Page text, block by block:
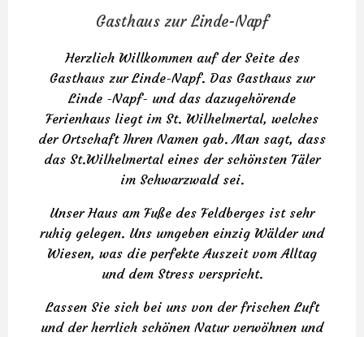
Gasthaus zur Linde-Napf
Herzlich Willkommen auf der Seite des
Gasthaus zur Linde-Napf. Das Gasthaus zur
Linde -Napf- und das dazugehörende
Ferienhaus liegt im St. Wilhelmertal, welches
der Ortschaft Ihren Namen gab. Man sagt, dass
das St.Wilhelmertal eines der schönsten Täler
im Schwarzwald sei.
Unser Haus am Fuße des Feldberges ist sehr
ruhig gelegen. Uns umgeben einzig Wälder und
Wiesen, was die perfekte Auszeit vom Alltag
und dem Stress verspricht.
Lassen Sie sich bei uns von der frischen Luft
und der herrlich schönen Natur verwöhnen und